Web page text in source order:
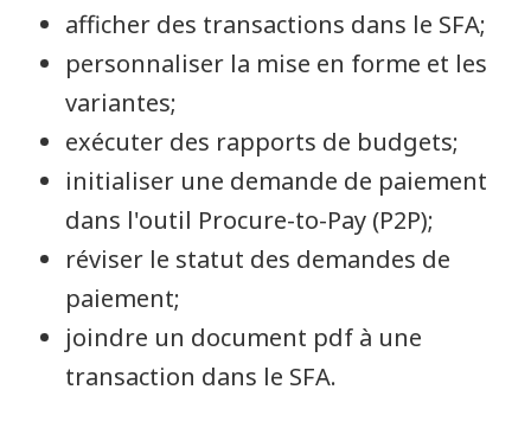
afficher des transactions dans le SFA;
personnaliser la mise en forme et les
variantes;
exécuter des rapports de budgets;
initialiser une demande de paiement
dans l'outil Procure-to-Pay (P2P);
réviser le statut des demandes de
paiement;
joindre un document pdf à une
transaction dans le SFA.